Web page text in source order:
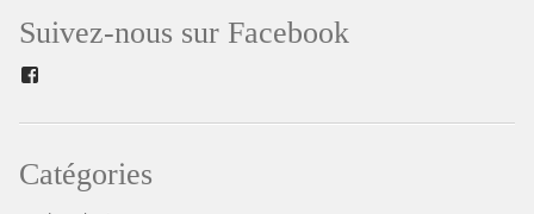
l’article
Suivez-nous sur Facebook
Catégories